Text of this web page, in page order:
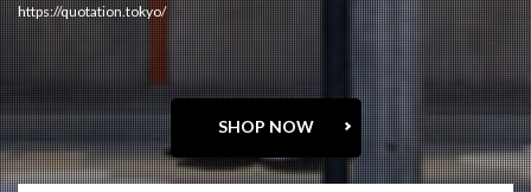
https://quotation.tokyo/
SHOP NOW